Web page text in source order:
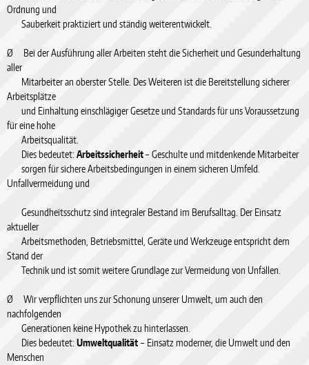
Ordnung und
Sauberkeit praktiziert und ständig weiterentwickelt.
Ø Bei der Ausführung aller Arbeiten steht die Sicherheit und Gesunderhaltung
aller
Mitarbeiter an oberster Stelle. Des Weiteren ist die Bereitstellung sicherer
Arbeitsplätze
und Einhaltung einschlägiger Gesetze und Standards für uns Voraussetzung
für eine hohe
Arbeitsqualität.
Dies bedeutet: Arbeitssicherheit– Geschulte und mitdenkende Mitarbeiter
sorgen für sichere Arbeitsbedingungen in einem sicheren Umfeld.
Unfallvermeidung und
Gesundheitsschutz sind integraler Bestand im Berufsalltag. Der Einsatz
aktueller
Arbeitsmethoden, Betriebsmittel, Geräte und Werkzeuge entspricht dem
Stand der
Technik und ist somit weitere Grundlage zur Vermeidung von Unfällen.
Ø Wir verpflichten uns zur Schonung unserer Umwelt, um auch den
nachfolgenden
Generationen keine Hypothek zu hinterlassen.
Dies bedeutet: Umweltqualität– Einsatz moderner, die Umwelt und den
Menschen